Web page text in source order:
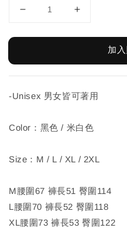
加
-Unisex 男女皆可著用
Color：黑色 / 米白色
Size：M / L / XL / 2XL
M腰圍67 褲長51 臀圍114
L腰圍70 褲長52 臀圍118
XL腰圍73 褲長53 臀圍122